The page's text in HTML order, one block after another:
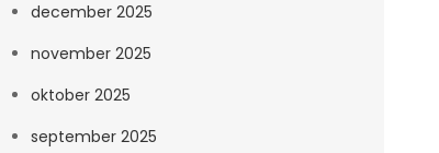
december 2025
november 2025
oktober 2025
september 2025